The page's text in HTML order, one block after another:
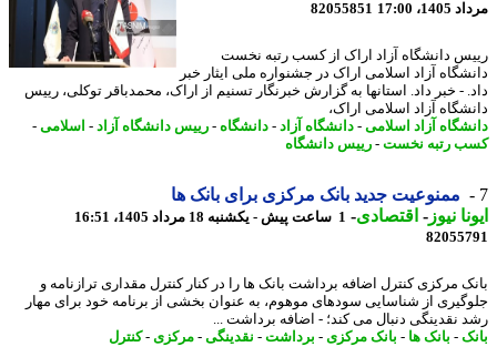
17:00
82055851
دانشگاه آزاد اراک از کسب رتبه نخست
آزاد اسلامی اراک در جشنواره ملی ایثار خبر
- خبر داد. استانها به گزارش خبرنگار تسنیم از اراک، محمدباقر توکلی، رییس
آزاد اسلامی اراک،
آزاد اسلامی-دانشگاه آزاد- دانشگاه-رییس دانشگاه آزاد- اسلامی-
رتبه نخست-رییس دانشگاه
ممنوعیت جدید بانک مرکزی برای بانک ها
نیوز-اقتصادی-1 ساعت پیش - یکشنبه 18 مرداد 1405، 16:51
مرکزی کنترل اضافه برداشت بانک ها را در کنار کنترل مقداری ترازنامه و
از شناسایی سودهای موهوم، به عنوان بخشی از برنامه خود برای مهار
نقدینگی دنبال می کند؛ - اضافه برداشت ...
-بانک ها- بانک مرکزی - برداشت -نقدینگی-مرکزی - کنترل